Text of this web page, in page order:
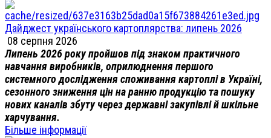
Дайджест українського картоплярства: липень 2026
08 серпня 2026
Липень 2026 року пройшов під знаком практичного
навчання виробників, оприлюднення першого
системного дослідження споживання картоплі в Україні,
сезонного зниження цін на ранню продукцію та пошуку
нових каналів збуту через державні закупівлі й шкільне
харчування.
Більше інформації